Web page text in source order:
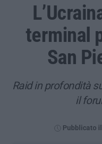
terminal
San
Raid in profondità
il
Pubblicato